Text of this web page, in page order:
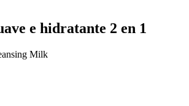
e hidratante 2 en 1
Milk